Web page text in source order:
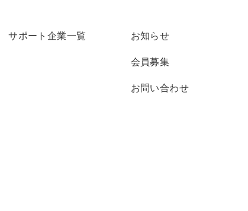
サポート企業一覧 お知らせ
会員募集
お問い合わせ